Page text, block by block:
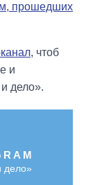
прошедших
, чтоб
и
дело».
дело»